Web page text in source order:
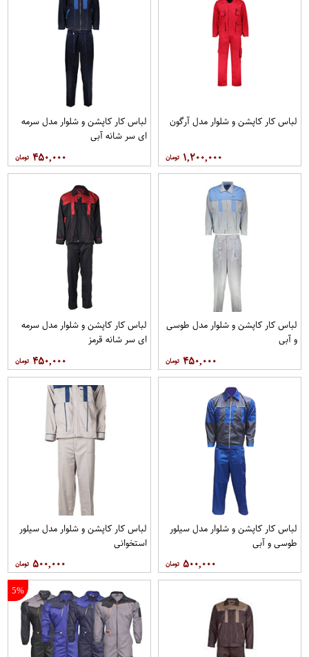
لباس کار کاپشن و شلوار مدل آرگون
۱,۲۰۰,۰۰۰
لباس کار کاپشن و شلوار مدل سرمه
ای سر شانه آبی
۴۵۰,۰۰۰
لباس کار کاپشن و شلوار مدل طوسی
و آبی
۴۵۰,۰۰۰
لباس کار کاپشن و شلوار مدل سرمه
ای سر شانه قرمز
۴۵۰,۰۰۰
لباس کار کاپشن و شلوار مدل سیلور
طوسی و آبی
۵۰۰,۰۰۰
لباس کار کاپشن و شلوار مدل سیلور
استخوانی
۵۰۰,۰۰۰
5%